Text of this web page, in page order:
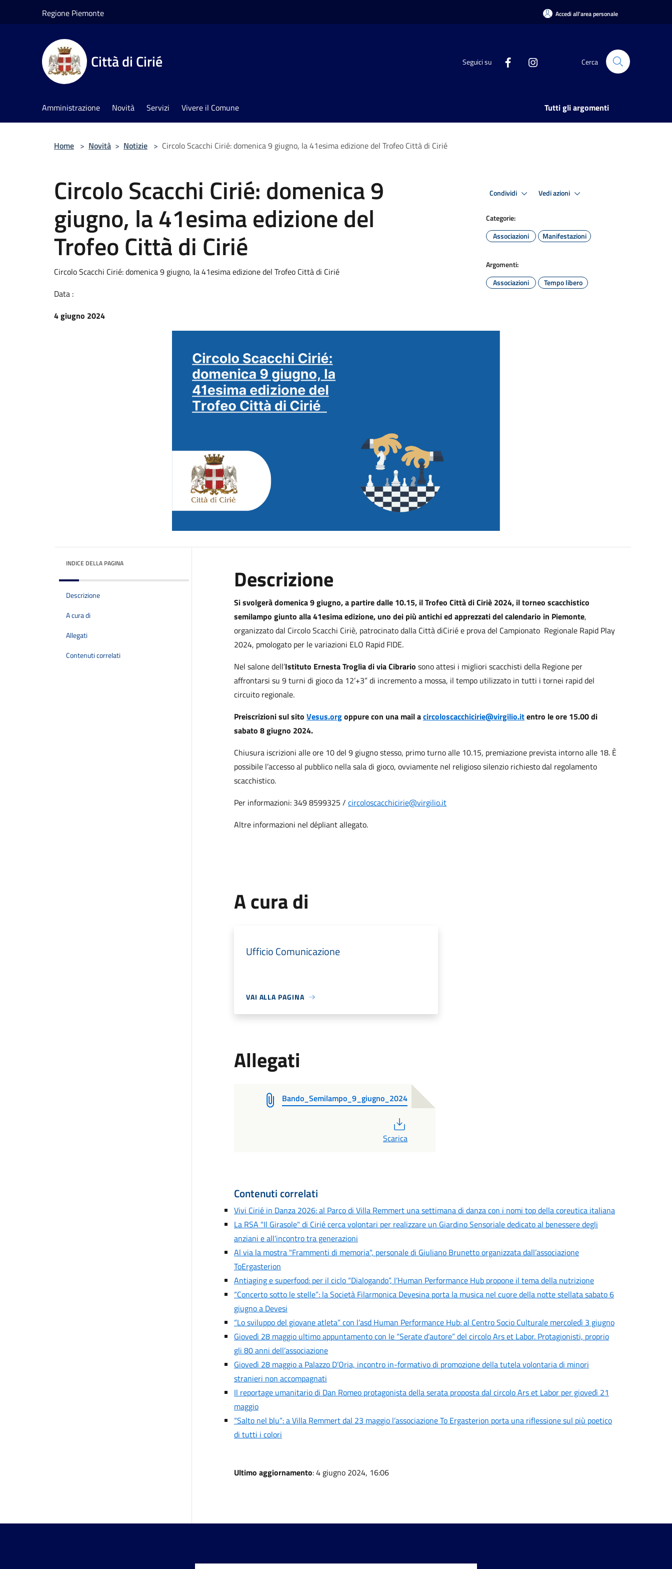
Regione Piemonte Accedi all'area personale
Città di Cirié Seguici su Cerca
Amministrazione Novità Servizi Vivere il Comune Tutti gli argomenti
Home > Novità > Notizie > Circolo Scacchi Cirié: domenica 9 giugno, la 41esima edizione del Trofeo Città di Cirié
Circolo Scacchi Cirié: domenica 9
giugno, la 41esima edizione del
Trofeo Città di Cirié
Circolo Scacchi Cirié: domenica 9 giugno, la 41esima edizione del Trofeo Città di Cirié
Data :
4 giugno 2024
Condividi Vedi azioni
Categorie:
Associazioni
Manifestazioni
Argomenti:
Associazioni
Tempo libero
INDICE DELLA PAGINA
Descrizione
A cura di
Allegati
Contenuti correlati
Descrizione
Si svolgerà domenica 9 giugno, a partire dalle 10.15, il Trofeo Città di Ciriè 2024, il torneo scacchistico
semilampo giunto alla 41esima edizione, uno dei più antichi ed apprezzati del calendario in Piemonte,
organizzato dal Circolo Scacchi Ciriè, patrocinato dalla Città diCirié e prova del Campionato Regionale Rapid Play
2024, pmologato per le variazioni ELO Rapid FIDE.
Nel salone dell’Istituto Ernesta Troglia di via Cibrario sono attesi i migliori scacchisti della Regione per
affrontarsi su 9 turni di gioco da 12’+3” di incremento a mossa, il tempo utilizzato in tutti i tornei rapid del
circuito regionale.
Preiscrizioni sul sito Vesus.orgoppure con una mail acircoloscacchicirie@virgilio.itentro le ore 15.00 di
sabato 8 giugno 2024.
Chiusura iscrizioni alle ore 10 del 9 giugno stesso, primo turno alle 10.15, premiazione prevista intorno alle 18. È
possibile l’accesso al pubblico nella sala di gioco, ovviamente nel religioso silenzio richiesto dal regolamento
scacchistico.
Per informazioni: 349 8599325 / circoloscacchicirie@virgilio.it
Altre informazioni nel dépliant allegato.
A cura di
Ufficio Comunicazione
VAI ALLA PAGINA
Allegati
Bando_Semilampo_9_giugno_2024
Scarica
Contenuti correlati
Vivi Cirié in Danza 2026: al Parco di Villa Remmert una settimana di danza con i nomi top della coreutica italiana
La RSA "Il Girasole" di Cirié cerca volontari per realizzare un Giardino Sensoriale dedicato al benessere degli
anziani e all'incontro tra generazioni
Al via la mostra "Frammenti di memoria", personale di Giuliano Brunetto organizzata dall’associazione
ToErgasterion
Antiaging e superfood: per il ciclo “Dialogando”, l’Human Performance Hub propone il tema della nutrizione
“Concerto sotto le stelle”: la Società Filarmonica Devesina porta la musica nel cuore della notte stellata sabato 6
giugno a Devesi
“Lo sviluppo del giovane atleta” con l’asd Human Performance Hub: al Centro Socio Culturale mercoledì 3 giugno
Giovedì 28 maggio ultimo appuntamento con le “Serate d’autore” del circolo Ars et Labor. Protagionisti, proprio
gli 80 anni dell’associazione
Giovedì 28 maggio a Palazzo D’Oria, incontro in-formativo di promozione della tutela volontaria di minori
stranieri non accompagnati
Il reportage umanitario di Dan Romeo protagonista della serata proposta dal circolo Ars et Labor per giovedì 21
maggio
“Salto nel blu”: a Villa Remmert dal 23 maggio l’associazione To Ergasterion porta una riflessione sul più poetico
di tutti i colori
Ultimo aggiornamento: 4 giugno 2024, 16:06